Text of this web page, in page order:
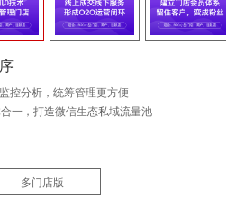
控分析，统筹管理更方便
一，打造微信生态私域流量池
多门店版